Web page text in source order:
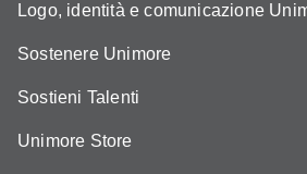
Logo, identità e comunicazione
Sostenere Unimore
Sostieni Talenti
Unimore Store